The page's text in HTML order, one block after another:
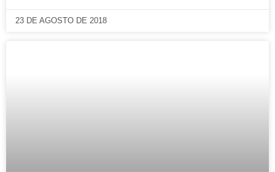
23 DE AGOSTO DE 2018